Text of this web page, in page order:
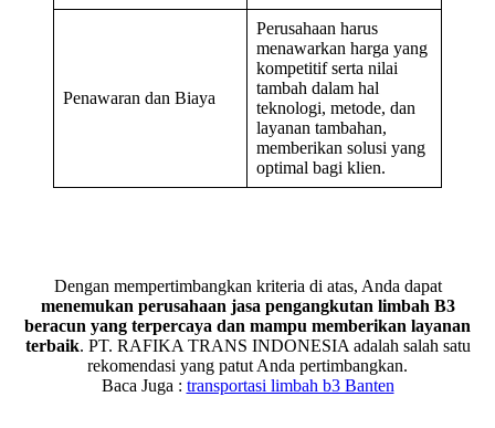
Penawaran dan Biaya
Perusahaan harus
menawarkan harga yang
kompetitif serta nilai
tambah dalam hal
teknologi, metode, dan
layanan tambahan,
memberikan solusi yang
optimal bagi klien.
Dengan mempertimbangkan kriteria di atas, Anda dapat
menemukan perusahaan jasa pengangkutan limbah B3
beracun yang terpercaya dan mampu memberikan layanan
terbaik. PT. RAFIKA TRANS INDONESIA adalah salah satu
rekomendasi yang patut Anda pertimbangkan.
Baca Juga : transportasi limbah b3 Banten